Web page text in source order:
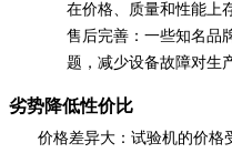
在价格、质量和性能上
售后完善 ：一些知名
题，减少设备故障对生
劣势降低性价比
价格差异大 ：试验机的价